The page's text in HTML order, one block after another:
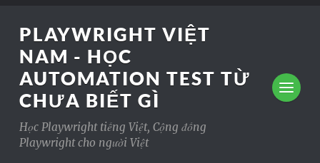
PLAYWRIGHT VIỆT
NAM - HỌC
AUTOMATION TEST TỪ
CHƯA BIẾT GÌ
Học Playwright tiếng Việt, Cộng đồng
Playwright cho người Việt